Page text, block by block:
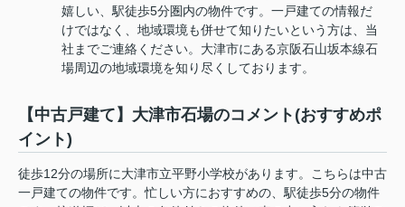
嬉しい、駅徒歩5分圏内の物件です。一戸建ての情報だ
けではなく、地域環境も併せて知りたいという方は、当
社までご連絡ください。大津市にある京阪石山坂本線石
場周辺の地域環境を知り尽くしております。
【中古戸建て】大津市石場のコメント(おすすめポ
イント)
徒歩12分の場所に大津市立平野小学校があります。こちらは中古
一戸建ての物件です。忙しい方におすすめの、駅徒歩5分の物件